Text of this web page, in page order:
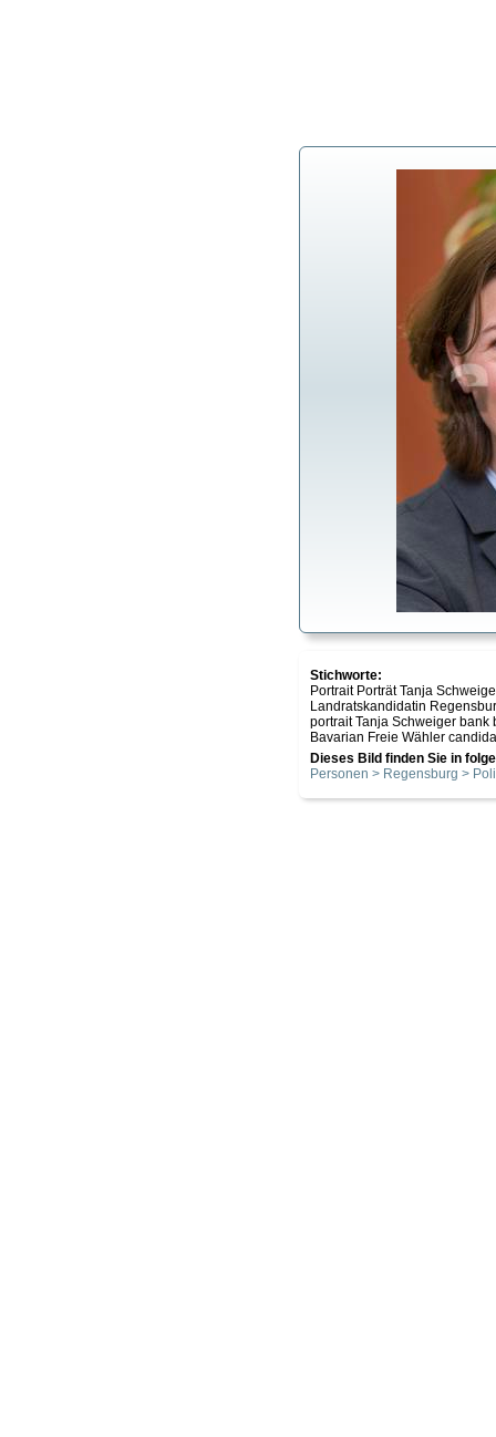
Stichworte:
Portrait Porträt Tanja
Landratskandidatin
portrait Tanja Schweiger
Bavarian Freie Wähler
Dieses Bild finden Sie in
Personen > Regensburg >